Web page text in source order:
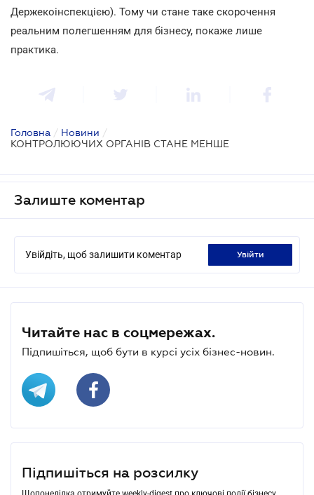
Держекоінспекцією). Тому чи стане таке скорочення
реальним полегшенням для бізнесу, покаже лише
практика.
Головна / Новини /
КОНТРОЛЮЮЧИХ ОРГАНІВ СТАНЕ МЕНШЕ
Залиште коментар
Увійдіть, щоб залишити коментар увійти
Читайте нас в соцмережах.
Підпишіться, щоб бути в курсі усіх бізнес-новин.
Підпишіться на розсилку